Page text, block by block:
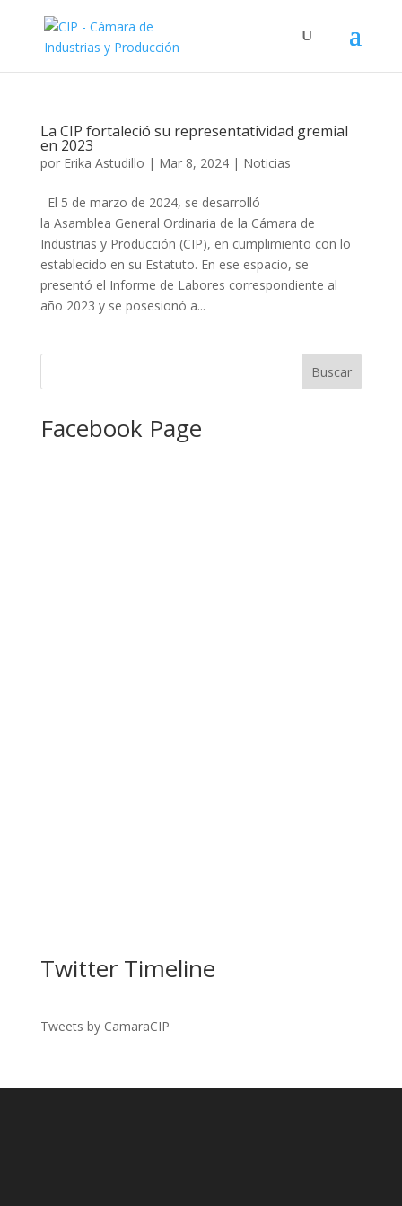
La CIP fortaleció su representatividad gremial
en 2023
por Erika Astudillo | Mar 8, 2024| Noticias
El 5 de marzo de 2024, se desarrolló
la Asamblea General Ordinaria de la Cámara de
Industrias y Producción (CIP), en cumplimiento con lo
establecido en su Estatuto. En ese espacio, se
presentó el Informe de Labores correspondiente al
año 2023 y se posesionó a...
Facebook Page
Twitter Timeline
Tweets by CamaraCIP